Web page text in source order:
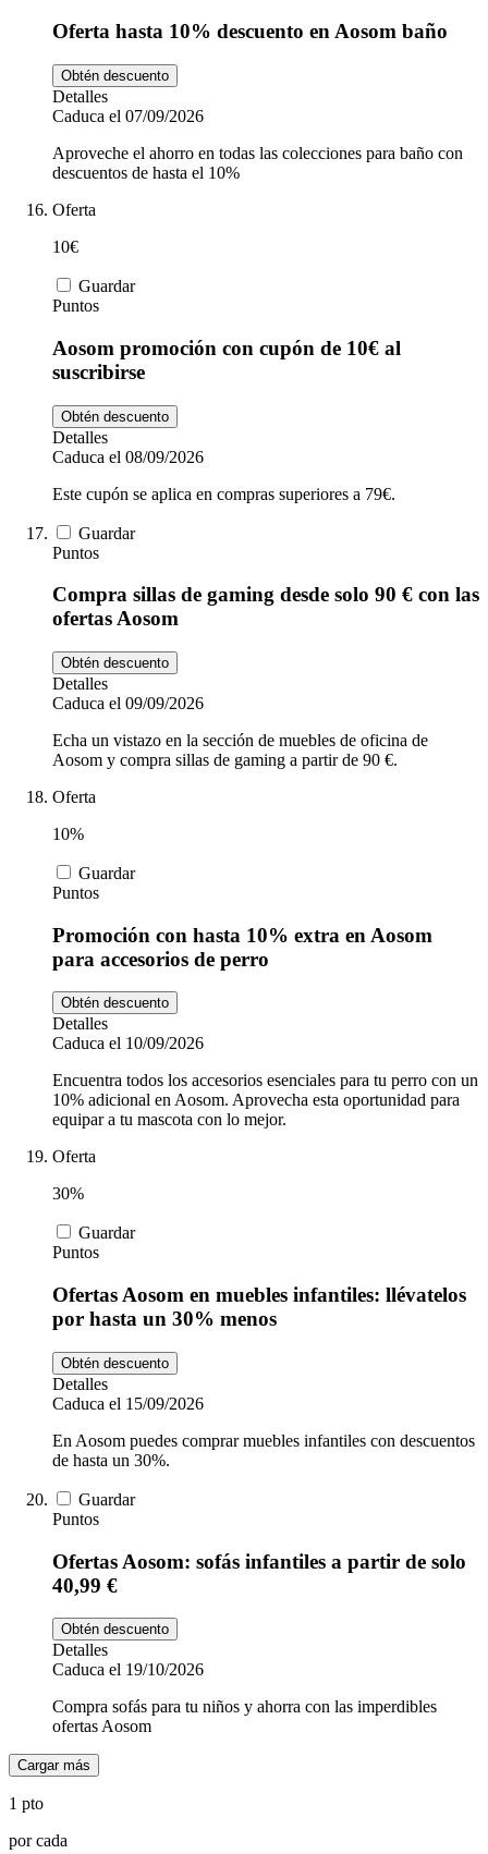
Oferta hasta 10% descuento en Aosom baño
Obtén descuento
Detalles
Caduca el 07/09/2026
Aproveche el ahorro en todas las colecciones para baño con
descuentos de hasta el 10%
Oferta
10€
Guardar
Puntos
Aosom promoción con cupón de 10€ al
suscribirse
Obtén descuento
Detalles
Caduca el 08/09/2026
Este cupón se aplica en compras superiores a 79€.
Guardar
Puntos
Compra sillas de gaming desde solo 90 € con las
ofertas Aosom
Obtén descuento
Detalles
Caduca el 09/09/2026
Echa un vistazo en la sección de muebles de oficina de
Aosom y compra sillas de gaming a partir de 90 €.
Oferta
10%
Guardar
Puntos
Promoción con hasta 10% extra en Aosom
para accesorios de perro
Obtén descuento
Detalles
Caduca el 10/09/2026
Encuentra todos los accesorios esenciales para tu perro con un
10% adicional en Aosom. Aprovecha esta oportunidad para
equipar a tu mascota con lo mejor.
Oferta
30%
Guardar
Puntos
Ofertas Aosom en muebles infantiles: llévatelos
por hasta un 30% menos
Obtén descuento
Detalles
Caduca el 15/09/2026
En Aosom puedes comprar muebles infantiles con descuentos
de hasta un 30%.
Guardar
Puntos
Ofertas Aosom: sofás infantiles a partir de solo
40,99 €
Obtén descuento
Detalles
Caduca el 19/10/2026
Compra sofás para tu niños y ahorra con las imperdibles
ofertas Aosom
Cargar más
1 pto
por cada